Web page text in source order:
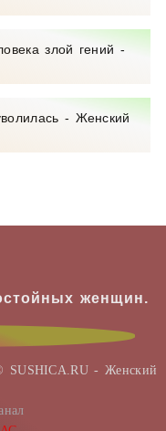
злой гений -
- Женский
женщин.
- Женский